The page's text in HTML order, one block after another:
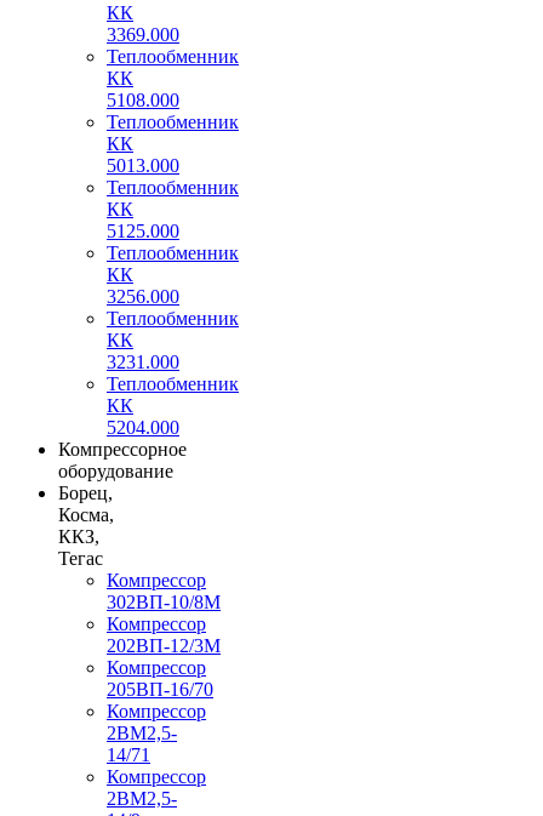
КК
3369.000
Теплообменник
КК
5108.000
Теплообменник
КК
5013.000
Теплообменник
КК
5125.000
Теплообменник
КК
3256.000
Теплообменник
КК
3231.000
Теплообменник
КК
5204.000
Компрессорное
оборудование
Борец,
Косма,
ККЗ,
Тегас
Компрессор
302ВП-10/8М
Компрессор
202ВП-12/3М
Компрессор
205ВП-16/70
Компрессор
2ВМ2,5-
14/71
Компрессор
2ВМ2,5-